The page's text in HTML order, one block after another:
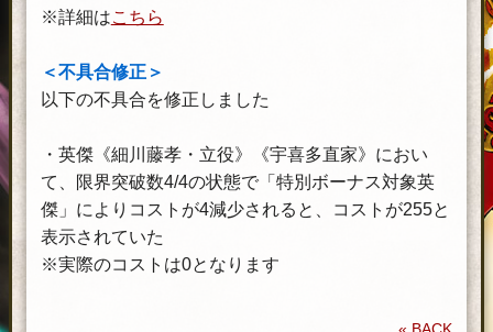
※詳細はこちら
＜不具合修正＞
以下の不具合を修正しました
・英傑《細川藤孝・立役》《宇喜多直家》におい
て、限界突破数4/4の状態で「特別ボーナス対象英
傑」によりコストが4減少されると、コストが255と
表示されていた
※実際のコストは0となります
« BACK